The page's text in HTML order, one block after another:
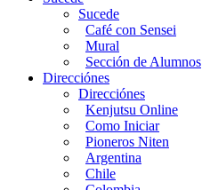
Sucede
Café con Sensei
Mural
Sección de Alumnos
Direcciónes
Direcciónes
Kenjutsu Online
Como Iniciar
Pioneros Niten
Argentina
Chile